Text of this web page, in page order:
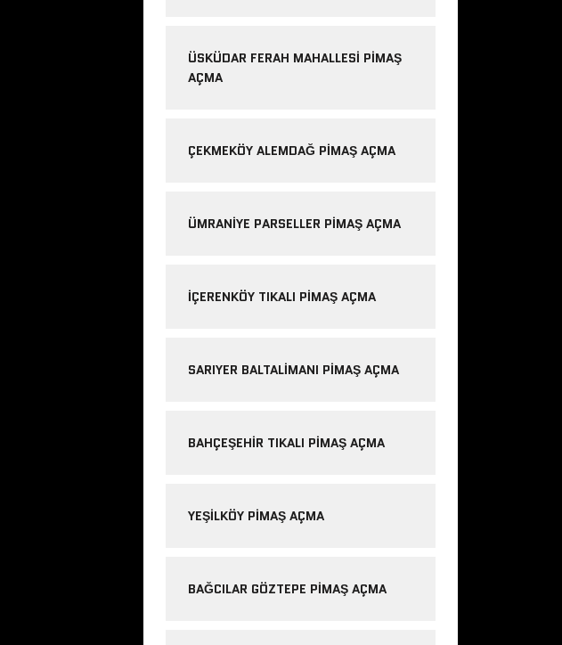
ÜSKÜDAR FERAH MAHALLESI PIMAŞ
AÇMA
ÇEKMEKÖY ALEMDAĞ PIMAŞ AÇMA
ÜMRANIYE PARSELLER PIMAŞ AÇMA
IÇERENKÖY TIKALI PIMAŞ AÇMA
SARIYER BALTALIMANI PIMAŞ AÇMA
BAHÇEŞEHIR TIKALI PIMAŞ AÇMA
YEŞILKÖY PIMAŞ AÇMA
BAĞCILAR GÖZTEPE PIMAŞ AÇMA